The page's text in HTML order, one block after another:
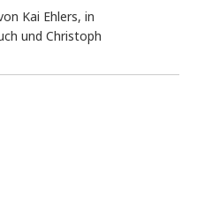
Kai Ehlers, in
und Christoph